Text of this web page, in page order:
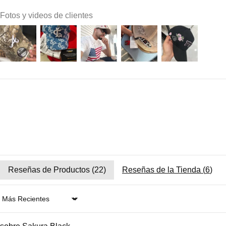
Fotos y videos de clientes
Reseñas de Productos (22) Reseñas de la Tienda (6)
Sort by